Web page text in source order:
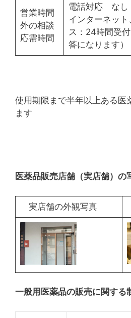
営業時間
外の相談
応需時間
電話対応 なし
インターネッ
ス：24時間受
答になります）
使用期限まで半年以上ある医
ます
医薬品販売店舗（実店舗）の
実店舗の外観写真
一般用医薬品の販売に関する